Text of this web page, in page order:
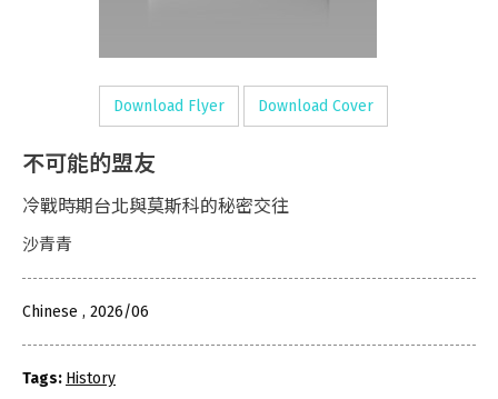
Download Flyer Download Cover
不可能的盟友
冷戰時期台北與莫斯科的秘密交往
沙青青
Chinese , 2026/06
Tags: History